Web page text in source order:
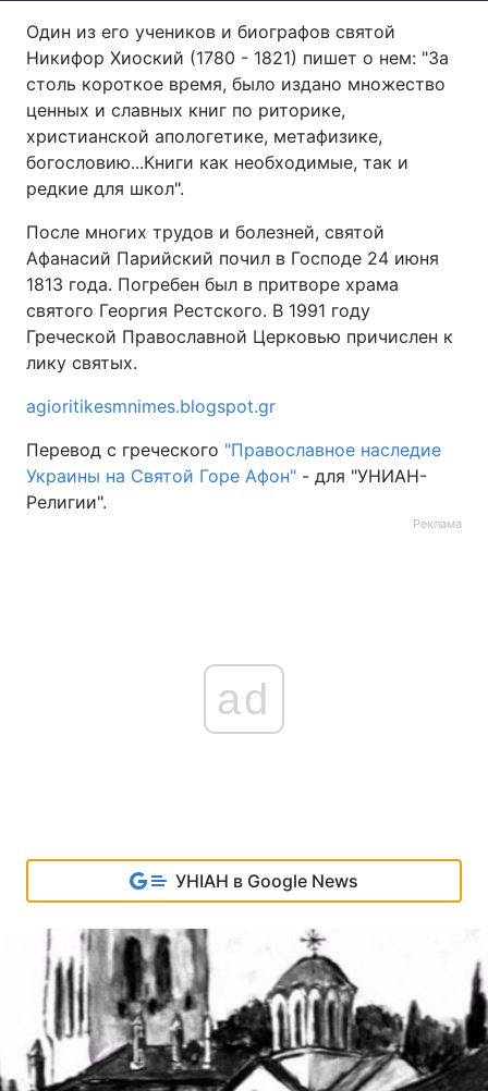
Тема оформлення
Один из его учеников и биографов святой
Никифор Хиоский (1780 - 1821) пишет о нем: "За
столь короткое время, было издано множество
ценных и славных книг по риторике,
христианской апологетике, метафизике,
богословию...Книги как необходимые, так и
редкие для школ".
После многих трудов и болезней, святой
Афанасий Парийский почил в Господе 24 июня
1813 года. Погребен был в притворе храма
святого Георгия Рестского. В 1991 году
Греческой Православной Церковью причислен к
лику святых.
agioritikesmnimes.blogspot.gr
Перевод с греческого "Православное наследие
Украины на Святой Горе Афон" - для "УНИАН-
Религии".
Реклама
ad
УНІАН в Google News